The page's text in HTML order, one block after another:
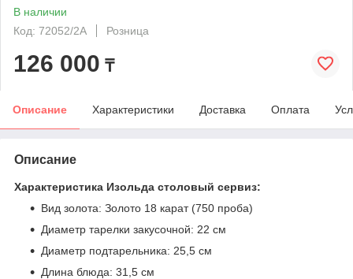
В наличии
Код: 72052/2А
Розница
126 000 ₸
Описание Характеристики Доставка Оплата
Описание
Характеристика Изольда столовый сервиз:
Вид золота: Золото 18 карат (750 проба)
Диаметр тарелки закусочной: 22 см
Диаметр подтарельника: 25,5 см
Длина блюда: 31,5 см